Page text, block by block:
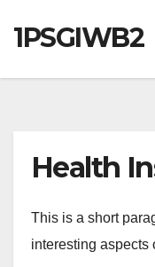
1PSGIWB2
Health
This is a short
interesting aspects